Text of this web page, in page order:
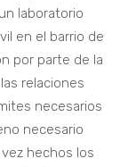
laboratorio
en el barrio de
por parte de la
relaciones
necesarios
necesario
hechos los